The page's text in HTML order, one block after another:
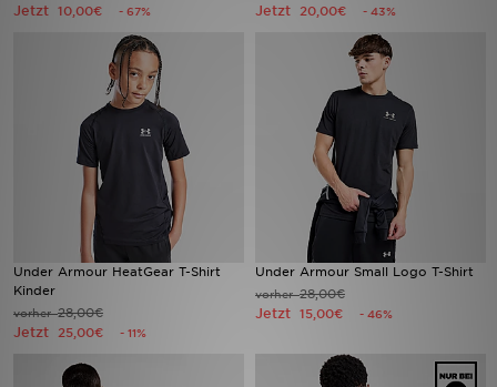
Jetzt 10,00€ - 67% Jetzt 20,00€ - 43%
Under Armour HeatGear T-Shirt
Kinder
vorher28,00€
Jetzt 25,00€ - 11%
Under Armour Small Logo T-Shirt
vorher28,00€
Jetzt 15,00€ - 46%
Mein JD
Hilfe & Kontakt
Geschenkgutschein
Studenten
Blog